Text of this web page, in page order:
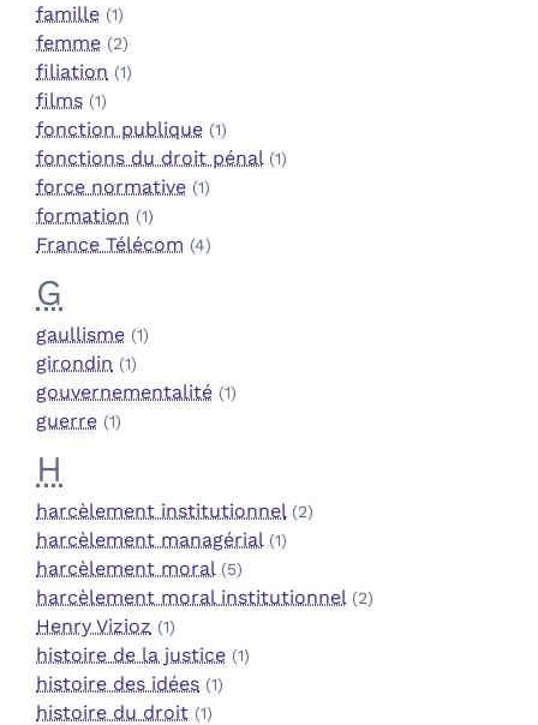
famille (1)
femme (2)
filiation (1)
films (1)
fonction publique (1)
fonctions du droit pénal (1)
force normative (1)
formation (1)
France Télécom (4)
G
gaullisme (1)
girondin (1)
gouvernementalité (1)
guerre (1)
H
harcèlement institutionnel (2)
harcèlement managérial (1)
harcèlement moral (5)
harcèlement moral institutionnel (2)
Henry Vizioz (1)
histoire de la justice (1)
histoire des idées (1)
histoire du droit (1)